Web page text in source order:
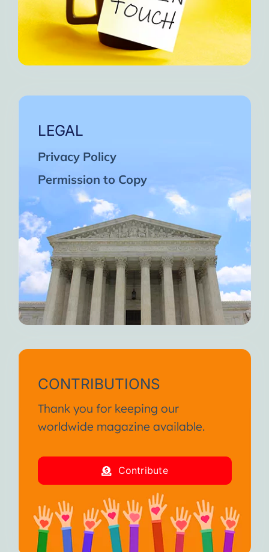
LEGAL
Privacy Policy
Permission to Copy
CONTRIBUTIONS
Thank you for keeping our
worldwide magazine available.
Contribute